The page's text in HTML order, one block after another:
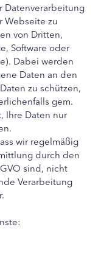
Datenverarbeitung
Webseite zu
von Dritten,
Software oder
Dabei werden
Daten an den
zu schützen,
gem.
Ihre Daten nur
wir regelmäßig
durch den
sind, nicht
Verarbeitung